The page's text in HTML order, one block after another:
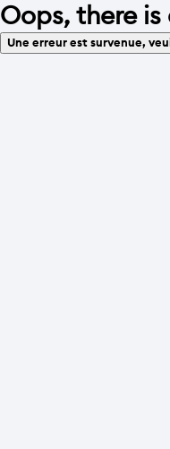
Oops, there is
Une erreur est survenue,